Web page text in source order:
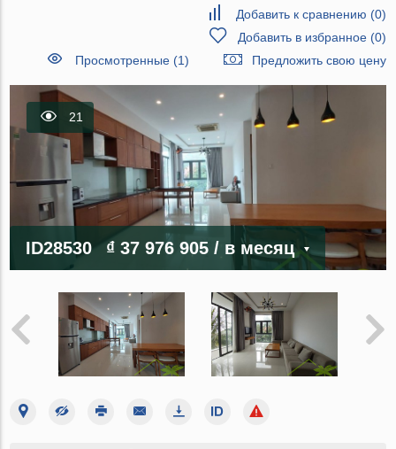
Добавить к сравнению (0)
Добавить в избранное(0)
Просмотренные (1)
Предложить свою цену
21
ID28530 ₫ 37 976 905/ в месяц